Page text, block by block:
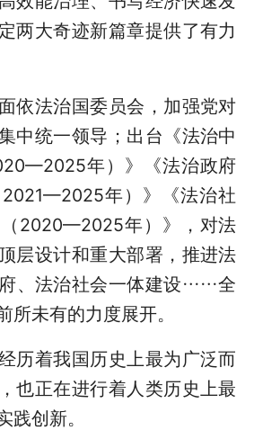
两大奇迹新篇章提供了有力
法治国委员会，加强党对
中统一领导；出台《法治中
年）》《法治政府
年）》《法治社
2020—2025年）》，对法
层设计和重大部署，推进法
、法治社会一体建设……全
所未有的力度展开。
着我国历史上最为广泛而
也正在进行着人类历史上最
践创新。